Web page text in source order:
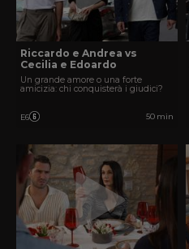
Riccardo e Andrea vs
Cecilia e Edoardo
Un grande amore o una forte
amicizia: chi conquisterà i giudici?
E6 50 min